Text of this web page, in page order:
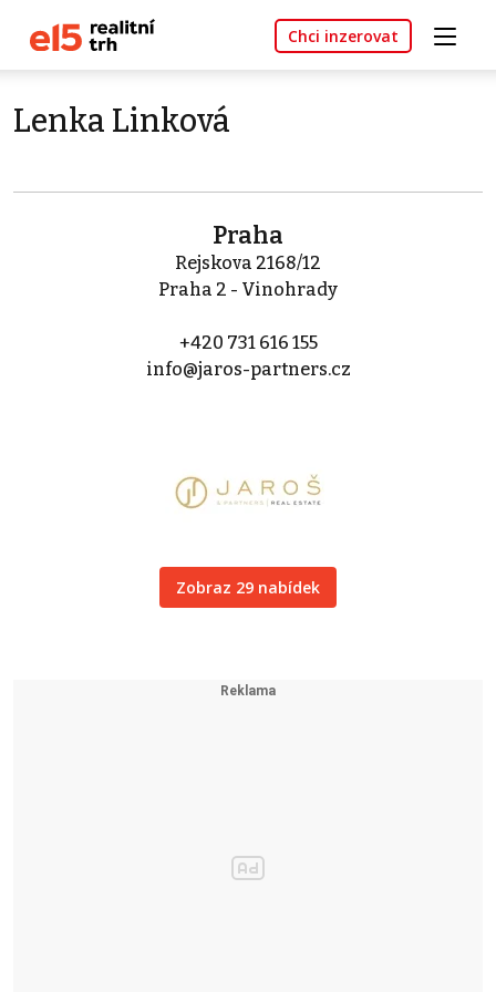
Chci inzerovat
Lenka Linková
Praha
Rejskova 2168/12
Praha 2 - Vinohrady
+420 731 616 155
info@jaros-partners.cz
Zobraz 29 nabídek